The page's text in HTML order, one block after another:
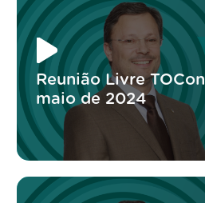
Reunião Livre
maio de 2024